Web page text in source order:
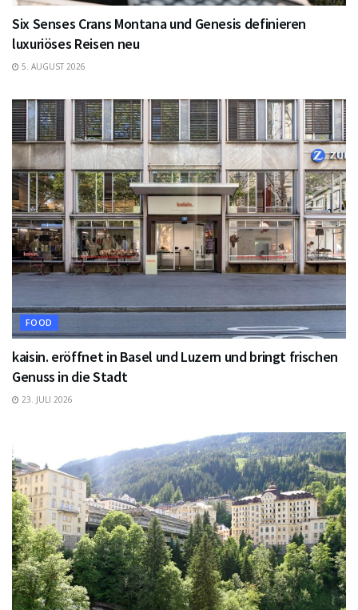
Six Senses Crans Montana und Genesis definieren
luxuriöses Reisen neu
5. AUGUST 2026
FOOD
kaisin. eröffnet in Basel und Luzern und bringt frischen
Genuss in die Stadt
23. JULI 2026